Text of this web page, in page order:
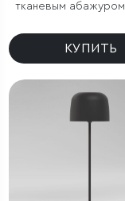
тканевым абажуром
КУПИТЬ